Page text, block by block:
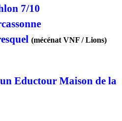
7/10
(mécénat VNF / Lions)
Eductour Maison de la